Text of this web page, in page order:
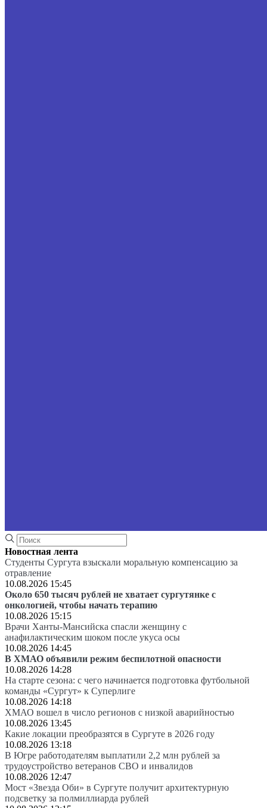
Новостная лента
Студенты Сургута взыскали моральную компенсацию за
отравление
10.08.2026 15:45
Около 650 тысяч рублей не хватает сургутянке с
онкологией, чтобы начать терапию
10.08.2026 15:15
Врачи Ханты-Мансийска спасли женщину с
анафилактическим шоком после укуса осы
10.08.2026 14:45
В ХМАО объявили режим беспилотной опасности
10.08.2026 14:28
На старте сезона: с чего начинается подготовка футбольной
команды «Сургут» к Суперлиге
10.08.2026 14:18
ХМАО вошел в число регионов с низкой аварийностью
10.08.2026 13:45
Какие локации преобразятся в Сургуте в 2026 году
10.08.2026 13:18
В Югре работодателям выплатили 2,2 млн рублей за
трудоустройство ветеранов СВО и инвалидов
10.08.2026 12:47
Мост «Звезда Оби» в Сургуте получит архитектурную
подсветку за полмиллиарда рублей